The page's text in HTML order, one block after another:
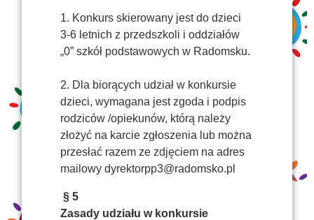
1. Konkurs skierowany jest do dzieci
3-6 letnich z przedszkoli i oddziałów
„0” szkół podstawowych w Radomsku.
2. Dla biorących udział w konkursie
dzieci, wymagana jest zgoda i podpis
rodziców /opiekunów, którą należy
złożyć na karcie zgłoszenia lub można
przesłać razem ze zdjęciem na adres
mailowydyrektorpp3@radomsko.pl
§ 5
Zasady udziału w konkursie